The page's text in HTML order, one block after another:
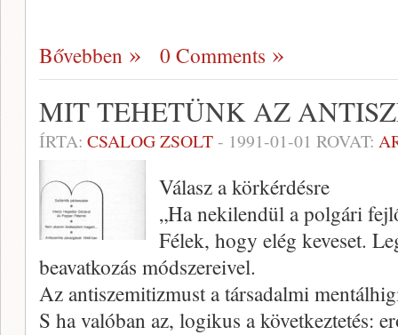
Bővebben 0 Comments
MIT TEHETÜNK AZ
ÍRTA: CSALOG ZSOLT- 1991-01-01 ROVAT:
Válasz a körkérdésre
„Ha nekilendül a polgári
Félek, hogy elég keveset.
beavatkozás módszereivel.
Az antiszemitizmust a társadalmi
S ha valóban az, logikus a következtetés: